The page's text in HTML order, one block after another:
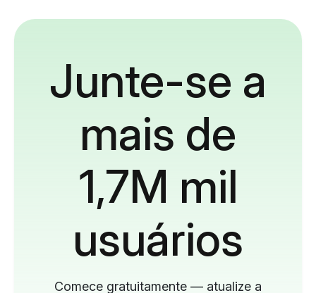
Junte-se a
mais de
1,7M mil
usuários
Comece gratuitamente — atualize a